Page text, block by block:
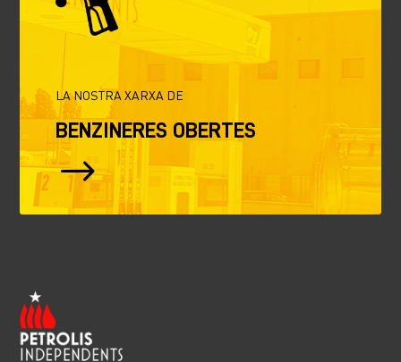
LA NOSTRA XARXA DE
BENZINERES OBERTES
$